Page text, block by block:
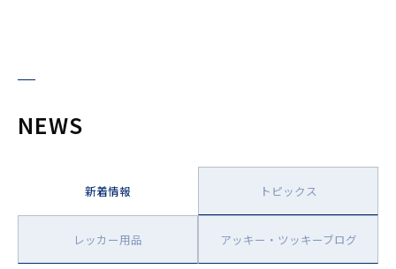
NEWS
新着情報 トピックス
レッカー用品 アッキー・ツッキーブログ